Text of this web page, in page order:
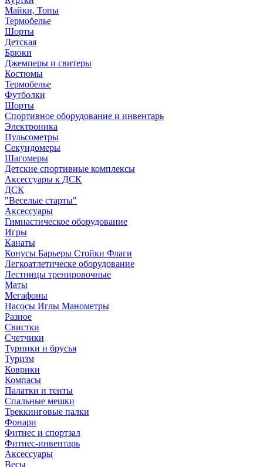
Майки, Топы
Термобелье
Шорты
Детская
Брюки
Джемперы и свитеры
Костюмы
Термобелье
Футболки
Шорты
Спортивное оборудование и инвентарь
Электроника
Пульсометры
Секундомеры
Шагомеры
Детские спортивные комплексы
Аксессуары к ДСК
ДСК
"Веселые старты"
Аксессуары
Гимнастическое оборудование
Игры
Канаты
Конусы Барьеры Стойки Флаги
Легкоатлетическе оборудование
Лестницы тренировочные
Маты
Мегафоны
Насосы Иглы Манометры
Разное
Свистки
Счетчики
Турники и брусья
Туризм
Коврики
Компасы
Палатки и тенты
Спальные мешки
Треккинговые палки
Фонари
Фитнес и спортзал
Фитнес-инвентарь
Аксессуары
Весы